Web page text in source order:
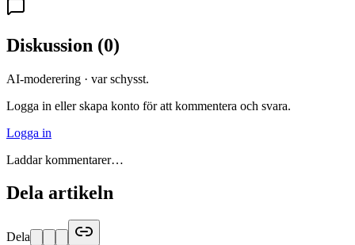
Diskussion (0)
AI-moderering · var schysst.
Logga in eller skapa konto för att kommentera och svara.
Logga in
Laddar kommentarer…
Dela artikeln
Dela